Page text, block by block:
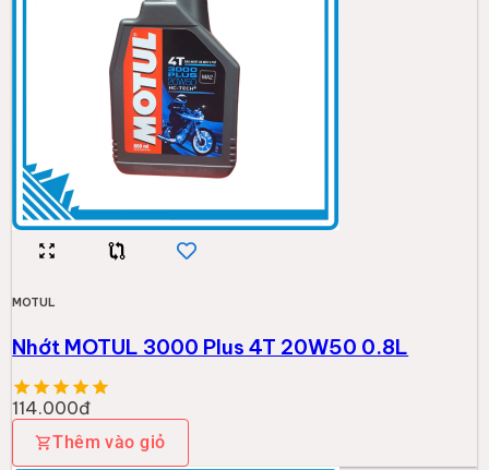
MOTUL
Nhớt MOTUL 3000 Plus 4T 20W50 0.8L
114.000đ
Thêm vào giỏ